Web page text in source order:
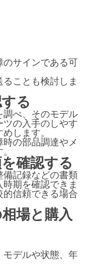
サインである可
ことも検討しま
る
調べ、そのモデル
の入手のしやす
します。
の部品調達やメ
確認する
記録などの書類
期を確認できま
信頼できる場合
場と購入
モデルや状態、年